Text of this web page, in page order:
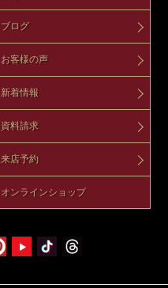
ブログ
お客様の声
新着情報
資料請求
来店予約
オンラインショップ